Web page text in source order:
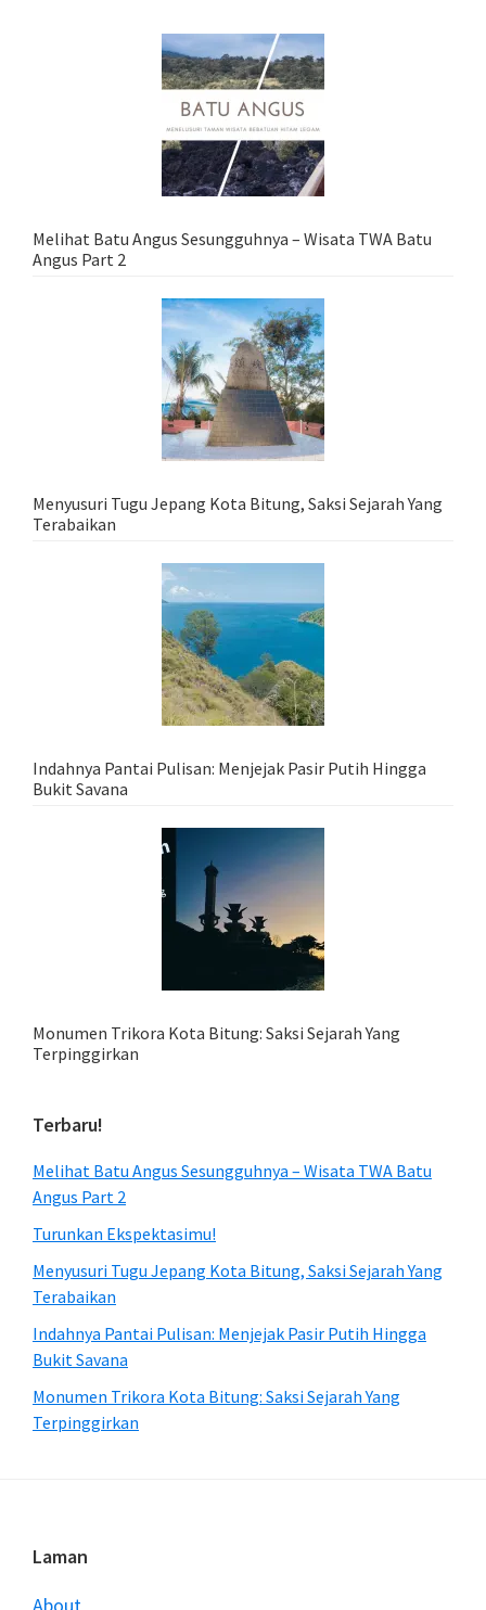
Melihat Batu Angus Sesungguhnya – Wisata TWA Batu
Angus Part 2
Menyusuri Tugu Jepang Kota Bitung, Saksi Sejarah Yang
Terabaikan
Indahnya Pantai Pulisan: Menjejak Pasir Putih Hingga
Bukit Savana
Monumen Trikora Kota Bitung: Saksi Sejarah Yang
Terpinggirkan
Terbaru!
Melihat Batu Angus Sesungguhnya – Wisata TWA Batu
Angus Part 2
Turunkan Ekspektasimu!
Menyusuri Tugu Jepang Kota Bitung, Saksi Sejarah Yang
Terabaikan
Indahnya Pantai Pulisan: Menjejak Pasir Putih Hingga
Bukit Savana
Monumen Trikora Kota Bitung: Saksi Sejarah Yang
Terpinggirkan
Footer
Laman